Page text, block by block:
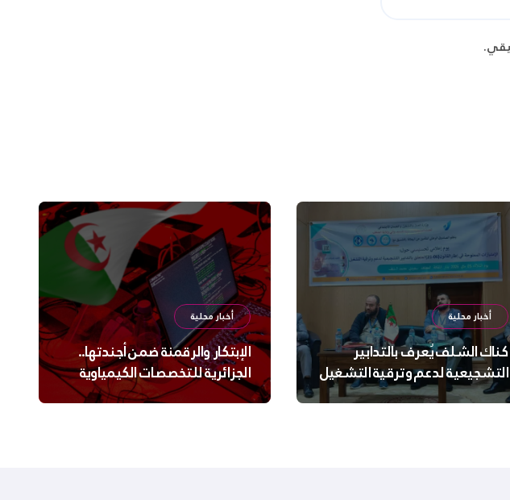
أخبار محلية
كناك الشلف يُعرف بالتدابير
التشجيعية لدعم وترقية التشغيل
أخبار محلية
الإبتكار والرقمنة ضمن أجندتها..
الجزائرية للتخصصات الكيمياوية
ترعى تحدي الإبتكار الجزائري